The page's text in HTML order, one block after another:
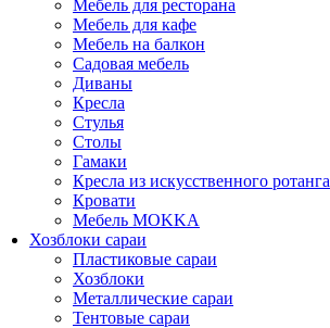
Мебель для ресторана
Мебель для кафе
Мебель на балкон
Садовая мебель
Диваны
Кресла
Стулья
Столы
Гамаки
Кресла из искусственного ротанга
Кровати
Мебель MOKKA
Хозблоки сараи
Пластиковые сараи
Хозблоки
Металлические сараи
Тентовые сараи